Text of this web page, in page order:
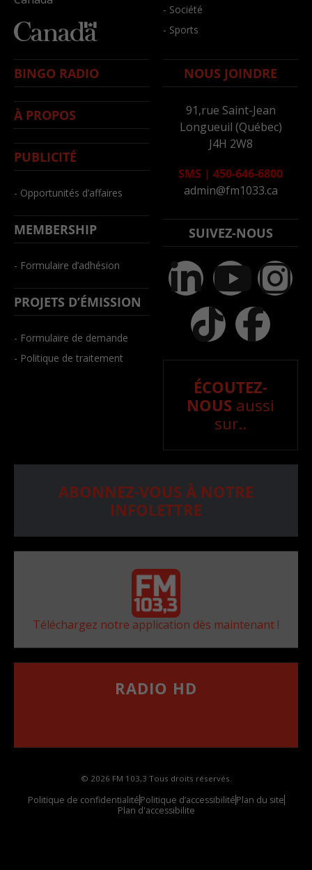
- Société
- Sports
BINGO RADIO
À PROPOS
PUBLICITÉ
- Opportunités d’affaires
MEMBERSHIP
- Formulaire d’adhésion
PROJETS D’ÉMISSION
- Formulaire de demande
- Politique de traitement
NOUS JOINDRE
91,rue Saint-Jean
Longueuil (Québec)
J4H 2W8
SMS | 450-646-6800
admin@fm1033.ca
SUIVEZ-NOUS
ÉCOUTEZ-
NOUS aussi
sur..
ABONNEZ-VOUS À NOTRE
INFOLETTRE
Téléchargez notre application dès maintenant !
RADIO HD
© 2026 FM 103,3 Tous droits réservés.
Politique de confidentialitéPolitique d’accessibilitéPlan du site
Plan d'accessibilite